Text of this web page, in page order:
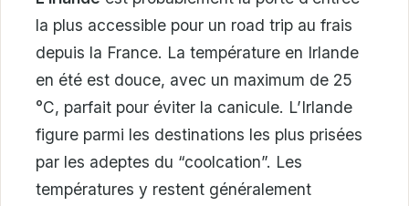
la plus accessible pour un road trip au frais
depuis la France. La température en Irlande
en été est douce, avec un maximum de 25
°C, parfait pour éviter la canicule. L’Irlande
figure parmi les destinations les plus prisées
par les adeptes du “coolcation”. Les
températures y restent généralement